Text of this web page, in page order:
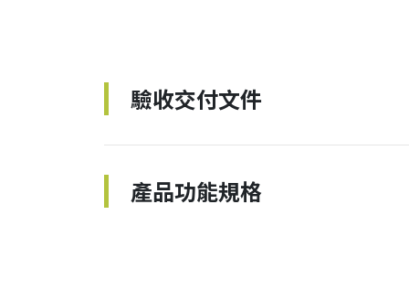
驗收交付文件
產品功能規格